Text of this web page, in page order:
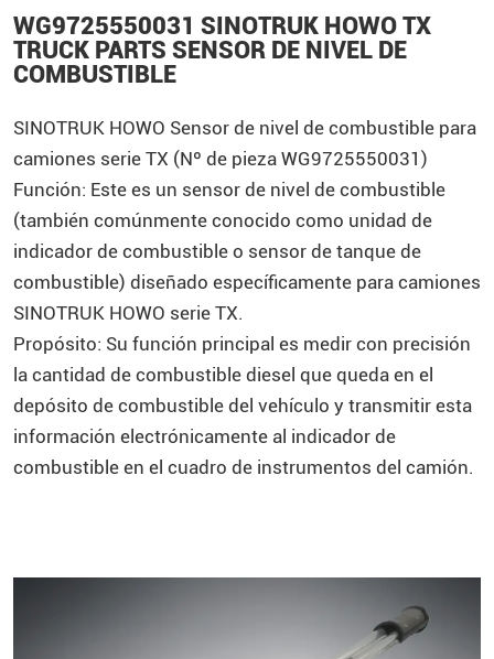
WG9725550031 SINOTRUK HOWO TX
TRUCK PARTS SENSOR DE NIVEL DE
COMBUSTIBLE
SINOTRUK HOWO Sensor de nivel de combustible para
camiones serie TX (Nº de pieza WG9725550031)
Función: Este es un sensor de nivel de combustible
(también comúnmente conocido como unidad de
indicador de combustible o sensor de tanque de
combustible) diseñado específicamente para camiones
SINOTRUK HOWO serie TX.
Propósito: Su función principal es medir con precisión
la cantidad de combustible diesel que queda en el
depósito de combustible del vehículo y transmitir esta
información electrónicamente al indicador de
combustible en el cuadro de instrumentos del camión.